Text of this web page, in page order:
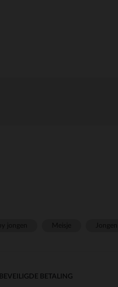
BEVEILIGDE BETALING